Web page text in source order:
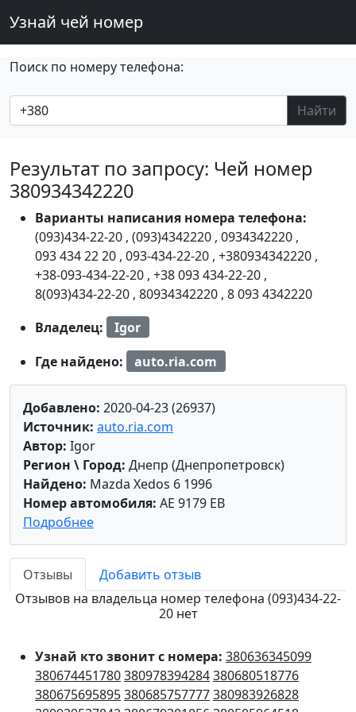
Узнай чей номер
Поиск по номеру телефона:
Найти
Результат по запросу: Чей номер
380934342220
Варианты написания номера телефона:
(093)434-22-20 , (093)4342220 , 0934342220 ,
093 434 22 20 , 093-434-22-20 , +380934342220 ,
+38-093-434-22-20 , +38 093 434-22-20 ,
8(093)434-22-20 , 80934342220 , 8 093 4342220
Владелец:
Igor
Где найдено:
auto.ria.com
Добавлено: 2020-04-23 (26937)
Источник: auto.ria.com
Автор: Igor
Регион \ Город: Днепр (Днепропетровск)
Найдено: Mazda Xedos 6 1996
Номер автомобиля: AE 9179 EB
Подробнее
Отзывы
Добавить отзыв
Отзывов на владельца номер телефона (093)434-22-
20 нет
Узнай кто звонит с номера: 380636345099
380674451780380978394284380680518776
380675695895380685757777380983926828